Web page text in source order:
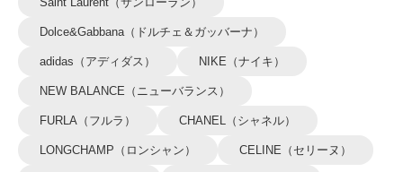
Dolce&Gabbana（ドルチェ＆ガッバーナ）
adidas（アディダス） NIKE（ナイキ）
NEW BALANCE（ニューバランス）
FURLA（フルラ） CHANEL（シャネル）
LONGCHAMP（ロンシャン） CELINE（セリーヌ）